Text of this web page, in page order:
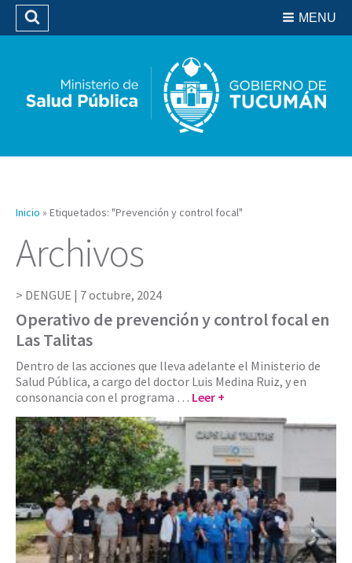
Biblioteca
MENU
Buscar
Inicio » Etiquetados: "Prevención y control focal"
Archivos
DENGUE | 7 octubre, 2024
Operativo de prevención y control focal en
Las Talitas
Dentro de las acciones que lleva adelante el Ministerio de
Salud Pública, a cargo del doctor Luis Medina Ruiz, y en
consonancia con el programa … Leer +